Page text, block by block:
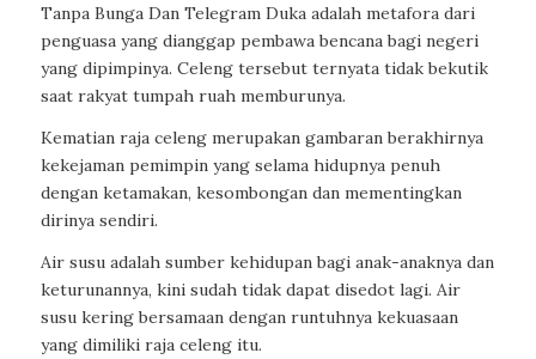
Tanpa Bunga Dan Telegram Duka adalah metafora dari
penguasa yang dianggap pembawa bencana bagi negeri
yang dipimpinya. Celeng tersebut ternyata tidak bekutik
saat rakyat tumpah ruah memburunya.
Kematian raja celeng merupakan gambaran berakhirnya
kekejaman pemimpin yang selama hidupnya penuh
dengan ketamakan, kesombongan dan mementingkan
dirinya sendiri.
Air susu adalah sumber kehidupan bagi anak-anaknya dan
keturunannya, kini sudah tidak dapat disedot lagi. Air
susu kering bersamaan dengan runtuhnya kekuasaan
yang dimiliki raja celeng itu.